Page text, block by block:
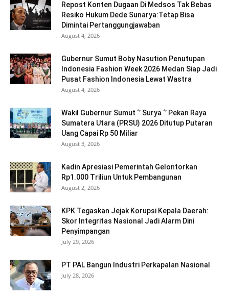
Repost Konten Dugaan Di Medsos Tak Bebas
Resiko Hukum Dede Sunarya:Tetap Bisa
Dimintai Pertanggungjawaban
August 4, 2026
Gubernur Sumut Boby Nasution Penutupan
Indonesia Fashion Week 2026 Medan Siap Jadi
Pusat Fashion Indonesia Lewat Wastra
August 4, 2026
Wakil Gubernur Sumut ‘’ Surya ‘’ Pekan Raya
Sumatera Utara (PRSU) 2026 Ditutup Putaran
Uang Capai Rp 50 Miliar
August 3, 2026
Kadin Apresiasi Pemerintah Gelontorkan
Rp1.000 Triliun Untuk Pembangunan
August 2, 2026
KPK Tegaskan Jejak Korupsi Kepala Daerah:
Skor Integritas Nasional Jadi Alarm Dini
Penyimpangan
July 29, 2026
PT PAL Bangun Industri Perkapalan Nasional
July 28, 2026